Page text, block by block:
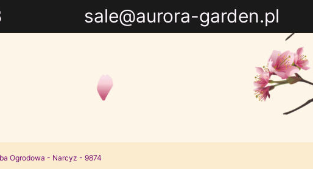
sale@aurora-garden.pl
Ogrodowa - Narcyz - 9874